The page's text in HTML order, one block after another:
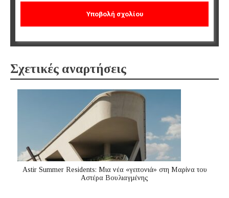
Σχετικές αναρτήσεις
Astir Summer Residents: Μια νέα «γειτονιά» στη Μαρίνα του
Αστέρα Βουλιαγμένης